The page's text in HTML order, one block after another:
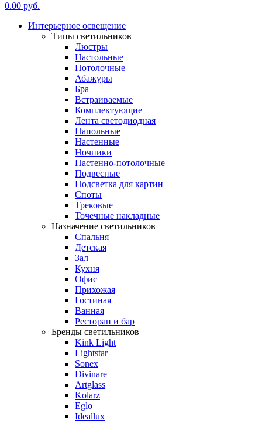
0.00 руб.
Интерьерное освещение
Типы светильников
Люстры
Настольные
Потолочные
Абажуры
Бра
Встраиваемые
Комплектующие
Лента светодиодная
Напольные
Настенные
Ночники
Настенно-потолочные
Подвесные
Подсветка для картин
Споты
Трековые
Точечные накладные
Назначение светильников
Спальня
Детская
Зал
Кухня
Офис
Прихожая
Гостиная
Ванная
Ресторан и бар
Бренды светильников
Kink Light
Lightstar
Sonex
Divinare
Artglass
Kolarz
Eglo
Ideallux